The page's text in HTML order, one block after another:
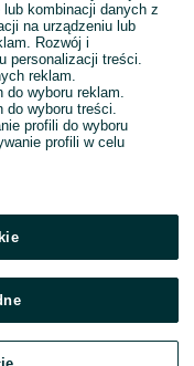
kombinacji danych z
na urządzeniu lub
Rozwój i
personalizacji treści.
reklam.
do wyboru reklam.
do wyboru treści.
profili do wyboru
profili w celu